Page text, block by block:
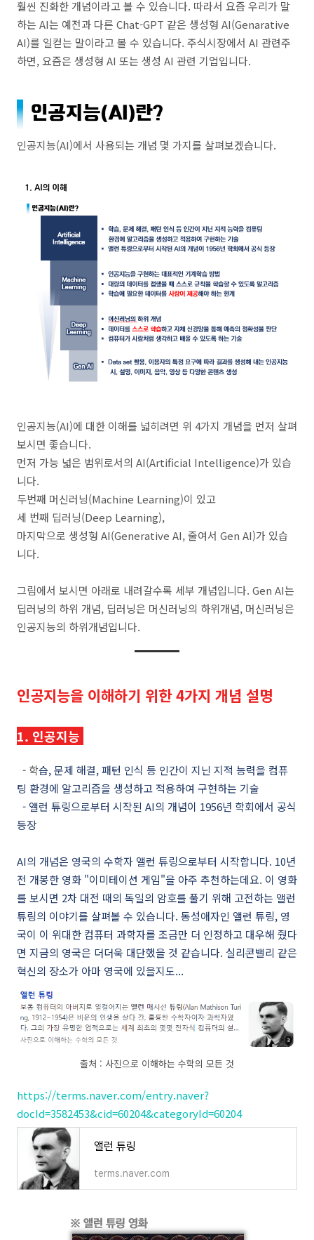
훨씬 진화한 개념이라고 볼 수 있습니다. 따라서 요즘 우리가 말
하는 AI는 예전과 다른 Chat-GPT 같은 생성형 AI(Genarative
AI)를 일컫는 말이라고 볼 수 있습니다. 주식시장에서 AI 관련주
하면, 요즘은 생성형 AI 또는 생성 AI 관련 기업입니다.
인공지능(AI)에서 사용되는 개념 몇 가지를 살펴보겠습니다.
인공지능(AI)에 대한 이해를 넓히려면 위 4가지 개념을 먼저 살펴
보시면 좋습니다.
먼저 가능 넓은 범위로서의 AI(Artificial Intelligence)가 있습
니다.
두번째 머신러닝(Machine Learning)이 있고
세 번째 딥러닝(Deep Learning),
마지막으로 생성형 AI(Generative AI, 줄여서 Gen AI)가 있습
니다.
그림에서 보시면 아래로 내려갈수록 세부 개념입니다. Gen AI는
딥러닝의 하위 개념, 딥러닝은 머신러닝의 하위개념, 머신러닝은
인공지능의 하위개념입니다.
인공지능을 이해하기 위한 4가지 개념 설명
1. 인공지능
- 학습,문제 해결,패턴 인식 등 인간이 지닌 지적 능력을 컴퓨
팅 환경에 알고리즘을 생성하고 적용하여 구현하는 기술
- 앨런 튜링으로부터 시작된 AI의 개념이 1956년 학회에서 공식
등장
AI의 개념은 영국의 수학자 앨런 튜링으로부터 시작합니다. 10년
전 개봉한 영화 "이미테이션 게임"을 아주 추천하는데요. 이 영화
를 보시면 2차 대전 때의 독일의 암호를 풀기 위해 고전하는 앨런
튜링의 이야기를 살펴볼 수 있습니다. 동성애자인 앨런 튜링, 영
국이 이 위대한 컴퓨터 과학자를 조금만 더 인정하고 대우해 줬다
면 지금의 영국은 더더욱 대단했을 것 같습니다. 실리콘밸리 같은
혁신의 장소가 아마 영국에 있을지도...
출처 : 사진으로 이해하는 수학의 모든 것
https://terms.naver.com/entry.naver?
docId=3582453&cid=60204&categoryId=60204
앨런 튜링
terms.naver.com